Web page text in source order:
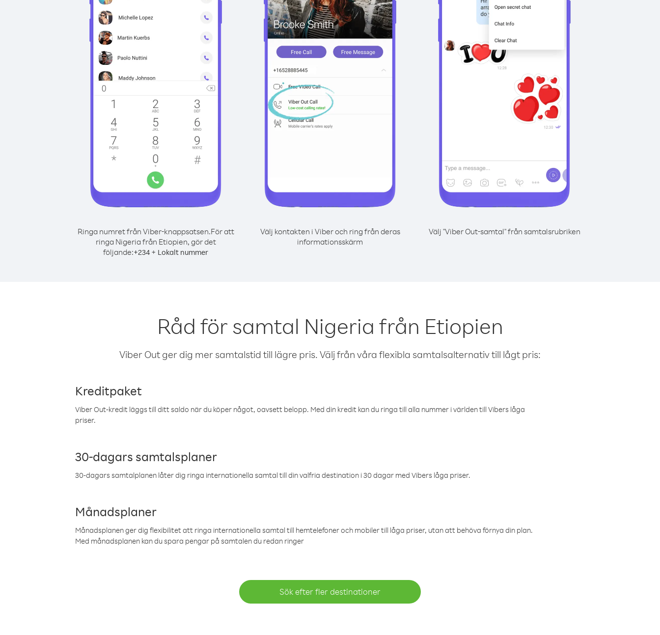
Ringa numret från Viber-knappsatsen.För att
ringa Nigeria från Etiopien, gör det
följande:+234 + Lokalt nummer
Välj kontakten i Viber och ring från deras
informationsskärm
Välj "Viber Out-samtal" från samtalsrubriken
Råd för samtal Nigeria från Etiopien
Viber Out ger dig mer samtalstid till lägre pris. Välj från våra flexibla samtalsalternativ till lågt pris:
Kreditpaket
Viber Out-kredit läggs till ditt saldo när du köper något, oavsett belopp. Med din kredit kan du ringa till alla nummer i världen till Vibers låga
priser.
30-dagars samtalsplaner
30-dagars samtalplanen låter dig ringa internationella samtal till din valfria destination i 30 dagar med Vibers låga priser.
Månadsplaner
Månadsplanen ger dig flexibilitet att ringa internationella samtal till hemtelefoner och mobiler till låga priser, utan att behöva förnya din plan.
Med månadsplanen kan du spara pengar på samtalen du redan ringer
Sök efter fler destinationer